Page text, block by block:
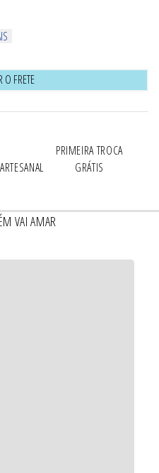
O FRETE
PRIMEIRA TROCA
GRÁTIS
VAI AMAR